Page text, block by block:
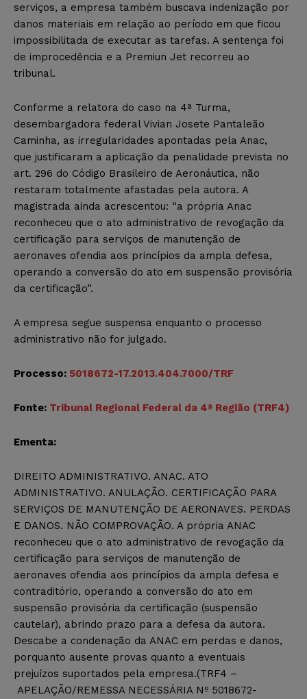
serviços, a empresa também buscava indenização por
danos materiais em relação ao período em que ficou
impossibilitada de executar as tarefas. A sentença foi
de improcedência e a Premiun Jet recorreu ao
tribunal.
Conforme a relatora do caso na 4ª Turma,
desembargadora federal Vivian Josete Pantaleão
Caminha, as irregularidades apontadas pela Anac,
que justificaram a aplicação da penalidade prevista no
art. 296 do Código Brasileiro de Aeronáutica, não
restaram totalmente afastadas pela autora. A
magistrada ainda acrescentou: “a própria Anac
reconheceu que o ato administrativo de revogação da
certificação para serviços de manutenção de
aeronaves ofendia aos princípios da ampla defesa,
operando a conversão do ato em suspensão provisória
da certificação”.
A empresa segue suspensa enquanto o processo
administrativo não for julgado.
Processo: 5018672-17.2013.404.7000/TRF
Fonte: Tribunal Regional Federal da 4ª Região (TRF4)
Ementa:
DIREITO ADMINISTRATIVO. ANAC. ATO
ADMINISTRATIVO. ANULAÇÃO. CERTIFICAÇÃO PARA
SERVIÇOS DE MANUTENÇÃO DE AERONAVES. PERDAS
E DANOS. NÃO COMPROVAÇÃO. A própria ANAC
reconheceu que o ato administrativo de revogação da
certificação para serviços de manutenção de
aeronaves ofendia aos princípios da ampla defesa e
contraditório, operando a conversão do ato em
suspensão provisória da certificação (suspensão
cautelar), abrindo prazo para a defesa da autora.
Descabe a condenação da ANAC em perdas e danos,
porquanto ausente provas quanto a eventuais
prejuízos suportados pela empresa.(TRF4 –
APELAÇÃO/REMESSA NECESSÁRIA Nº 5018672-